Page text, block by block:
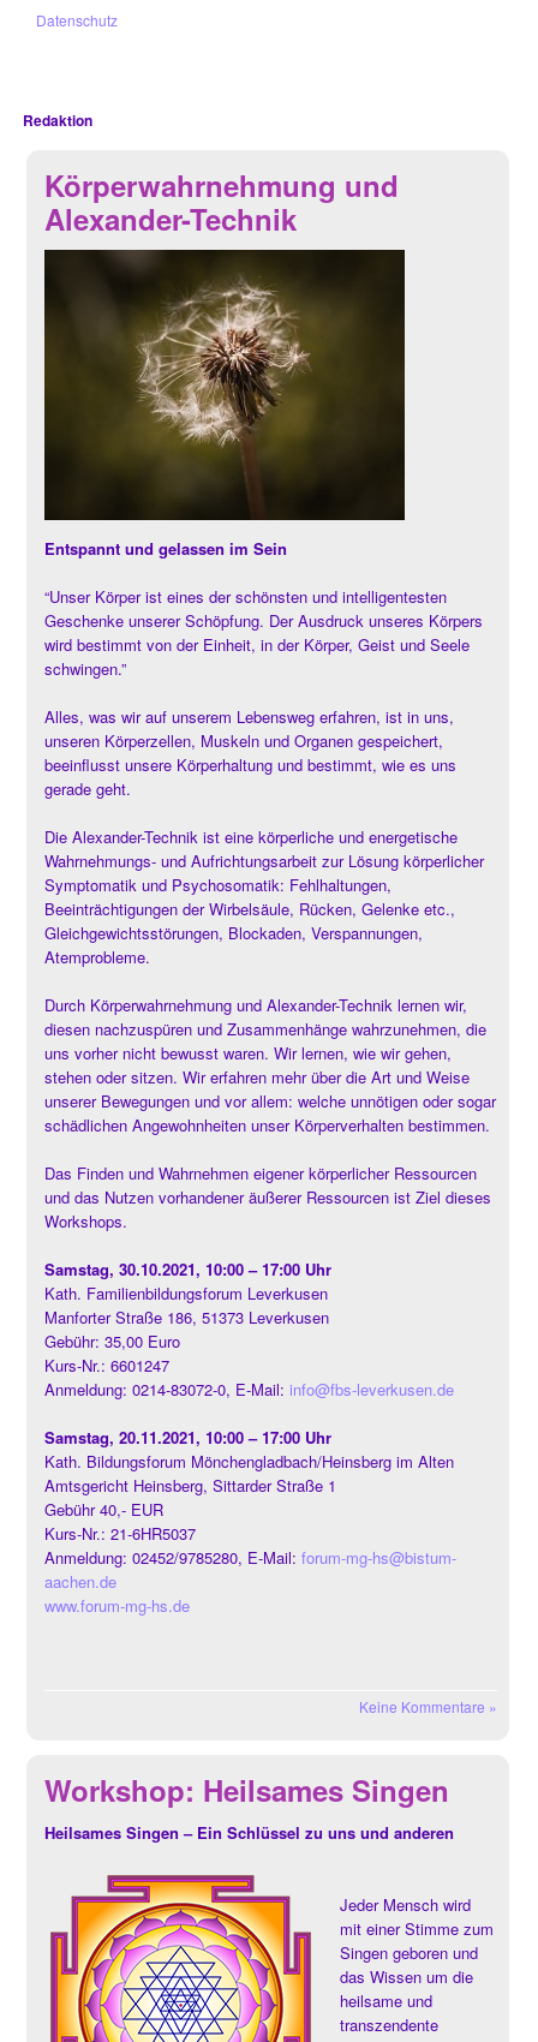
Datenschutz
Redaktion
Körperwahrnehmung und
Alexander-Technik
Entspannt und gelassen im Sein
“Unser Körper ist eines der schönsten und intelligentesten
Geschenke unserer Schöpfung. Der Ausdruck unseres Körpers
wird bestimmt von der Einheit, in der Körper, Geist und Seele
schwingen.”
Alles, was wir auf unserem Lebensweg erfahren, ist in uns,
unseren Körperzellen, Muskeln und Organen gespeichert,
beeinflusst unsere Körperhaltung und bestimmt, wie es uns
gerade geht.
Die Alexander-Technik ist eine körperliche und energetische
Wahrnehmungs- und Aufrichtungsarbeit zur Lösung körperlicher
Symptomatik und Psychosomatik: Fehlhaltungen,
Beeinträchtigungen der Wirbelsäule, Rücken, Gelenke etc.,
Gleichgewichtsstörungen, Blockaden, Verspannungen,
Atemprobleme.
Durch Körperwahrnehmung und Alexander-Technik lernen wir,
diesen nachzuspüren und Zusammenhänge wahrzunehmen, die
uns vorher nicht bewusst waren. Wir lernen, wie wir gehen,
stehen oder sitzen. Wir erfahren mehr über die Art und Weise
unserer Bewegungen und vor allem: welche unnötigen oder sogar
schädlichen Angewohnheiten unser Körperverhalten bestimmen.
Das Finden und Wahrnehmen eigener körperlicher Ressourcen
und das Nutzen vorhandener äußerer Ressourcen ist Ziel dieses
Workshops.
Samstag, 30.10.2021, 10:00 – 17:00 Uhr
Kath. Familienbildungsforum Leverkusen
Manforter Straße 186, 51373 Leverkusen
Gebühr: 35,00 Euro
Kurs-Nr.: 6601247
Anmeldung: 0214-83072-0, E-Mail: info@fbs-leverkusen.de
Samstag, 20.11.2021, 10:00 – 17:00 Uhr
Kath. Bildungsforum Mönchengladbach/Heinsberg im Alten
Amtsgericht Heinsberg, Sittarder Straße 1
Gebühr 40,- EUR
Kurs-Nr.: 21-6HR5037
Anmeldung: 02452/9785280, E-Mail: forum-mg-hs@bistum-
aachen.de
www.forum-mg-hs.de
Keine Kommentare »
Workshop: Heilsames Singen
Heilsames Singen – Ein Schlüssel zu uns und anderen
Jeder Mensch wird
mit einer Stimme zum
Singen geboren und
das Wissen um die
heilsame und
transzendente